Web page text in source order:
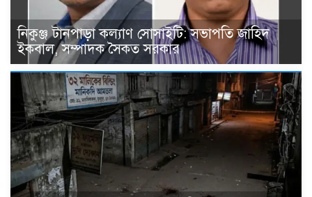
নিকুঞ্জ টানপাড়া কল্যাণ সোসাইটি: সভাপতি জাহিদ
ইকবাল, সম্পাদক সৈকত সরকার